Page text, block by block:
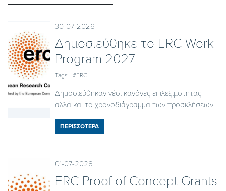
30-07-2026
Δημοσιεύθηκε το ΕRC Work
Program 2027
Tags: #ERC
Δημοσιεύθηκαν νέοι κανόνες επιλεξιμότητας
αλλά και το χρονοδιάγραμμα των προσκλήσεων...
ΠΕΡΙΣΣΟΤΕΡΑ
01-07-2026
ERC Proof of Concept Grants